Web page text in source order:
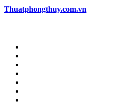
Thuatphongthuy.com.vn